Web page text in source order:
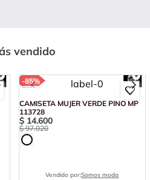
vendido
-85%
CAMISETA MUJER VERDE PINO MP
113728
$ 14.600
$ 97.020
Vendido por:Somos moda